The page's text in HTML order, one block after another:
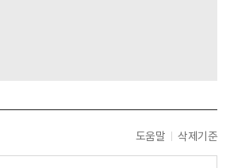
도움말 삭제기준